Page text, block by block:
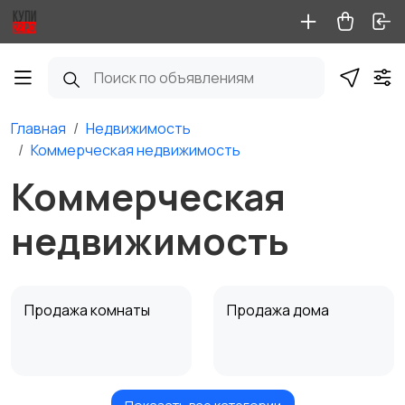
Главная
Недвижимость
Коммерческая недвижимость
Коммерческая
недвижимость
Продажа комнаты Продажа дома